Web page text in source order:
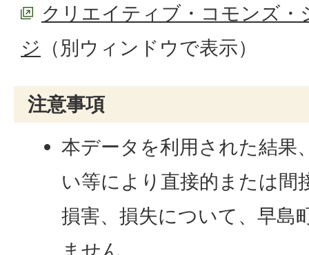
クリエイティブ・コモンズ
ジ （別ウィンドウで表示）
注意事項
本データを利用された結果
い等により直接的または間
損害、損失について、早島
ません。